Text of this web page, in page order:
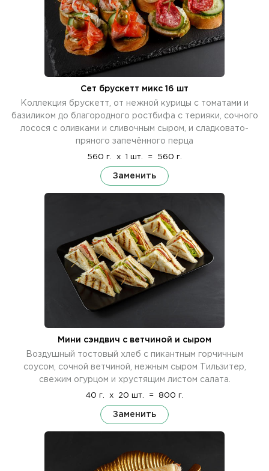
Сет брускетт микс 16 шт
Коллекция брускетт, от нежной курицы с томатами и
базиликом до благородного ростбифа с терияки, сочного
лосося с оливками и сливочным сыром, и сладковато-
пряного запечённого перца
560 г. x 1 шт. = 560 г.
Заменить
Мини сэндвич с ветчиной и сыром
Воздушный тостовый хлеб с пикантным горчичным
соусом, сочной ветчиной, нежным сыром Тильзитер,
свежим огурцом и хрустящим листом салата.
40 г. x 20 шт. = 800 г.
Заменить